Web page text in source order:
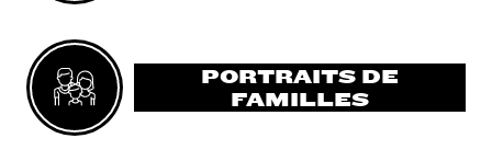
PORTRAITS DE
FAMILLES